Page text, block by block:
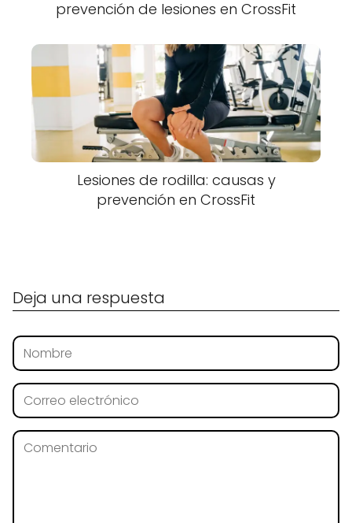
prevención de lesiones en CrossFit
Lesiones de rodilla: causas y
prevención en CrossFit
Deja una respuesta